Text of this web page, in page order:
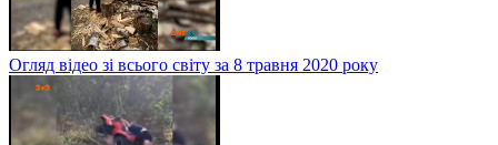
Огляд відео зі всього світу за 8 травня 2020 року